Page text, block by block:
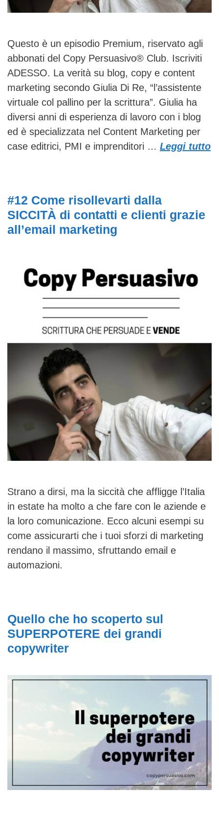
Questo è un episodio Premium, riservato agli
abbonati del Copy Persuasivo® Club. Iscriviti
ADESSO. La verità su blog, copy e content
marketing secondo Giulia Di Re, “l’assistente
virtuale col pallino per la scrittura”. Giulia ha
diversi anni di esperienza di lavoro con i blog
ed è specializzata nel Content Marketing per
case editrici, PMI e imprenditori … Leggi tutto
#12 Come risollevarti dalla
SICCITÀ di contatti e clienti grazie
all’email marketing
Strano a dirsi, ma la siccità che affligge l’Italia
in estate ha molto a che fare con le aziende e
la loro comunicazione. Ecco alcuni esempi su
come assicurarti che i tuoi sforzi di marketing
rendano il massimo, sfruttando email e
automazioni.
Quello che ho scoperto sul
SUPERPOTERE dei grandi
copywriter